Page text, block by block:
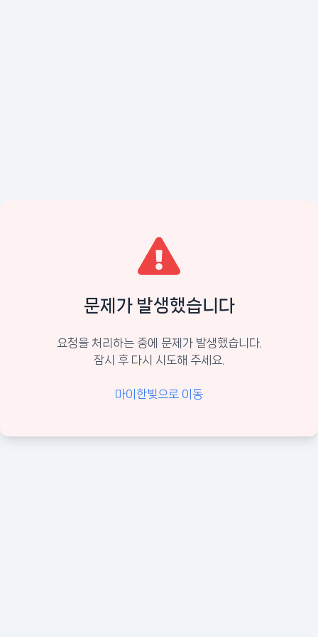
문제가 발생했습니다
요청을 처리하는 중에 문제가 발생했습니다.
잠시 후 다시 시도해 주세요.
마이한빛으로 이동